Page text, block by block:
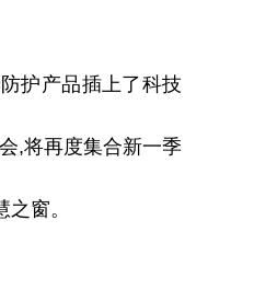
护产品插上了科技
,将再度集合新一季
窗。